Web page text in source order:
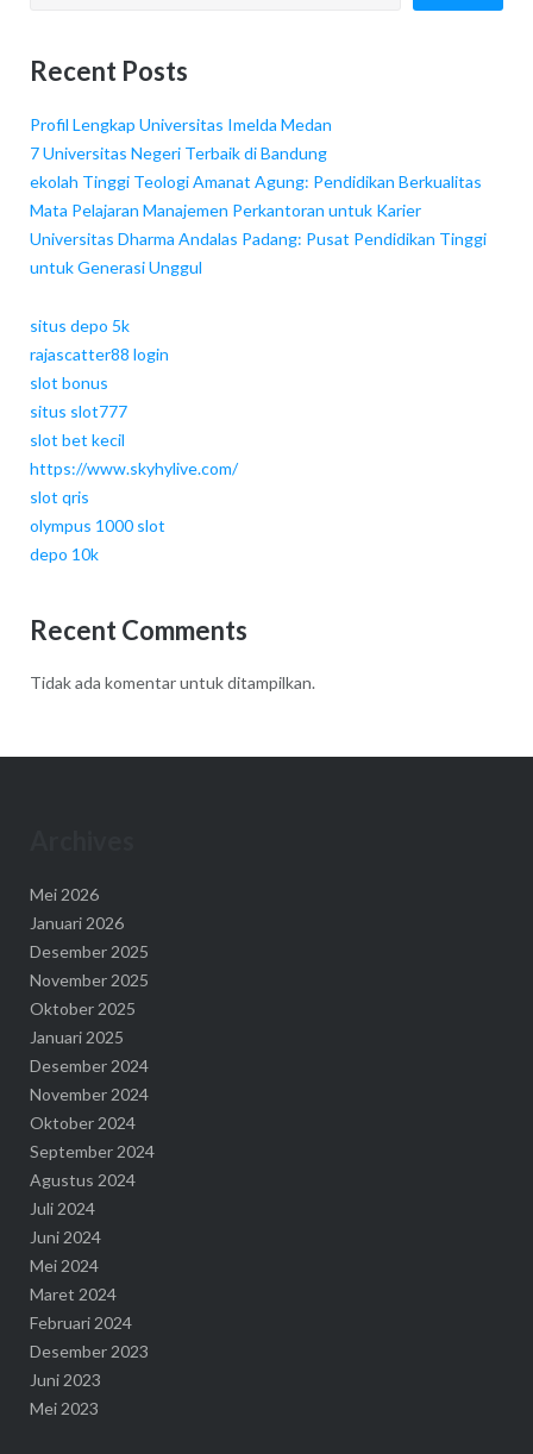
Recent Posts
Profil Lengkap Universitas Imelda Medan
7 Universitas Negeri Terbaik di Bandung
ekolah Tinggi Teologi Amanat Agung: Pendidikan Berkualitas
Mata Pelajaran Manajemen Perkantoran untuk Karier
Universitas Dharma Andalas Padang: Pusat Pendidikan Tinggi
untuk Generasi Unggul
situs depo 5k
rajascatter88 login
slot bonus
situs slot777
slot bet kecil
https://www.skyhylive.com/
slot qris
olympus 1000 slot
depo 10k
Recent Comments
Tidak ada komentar untuk ditampilkan.
Mei 2026
Januari 2026
Desember 2025
November 2025
Oktober 2025
Januari 2025
Desember 2024
November 2024
Oktober 2024
September 2024
Agustus 2024
Juli 2024
Juni 2024
Mei 2024
Maret 2024
Februari 2024
Desember 2023
Juni 2023
Mei 2023